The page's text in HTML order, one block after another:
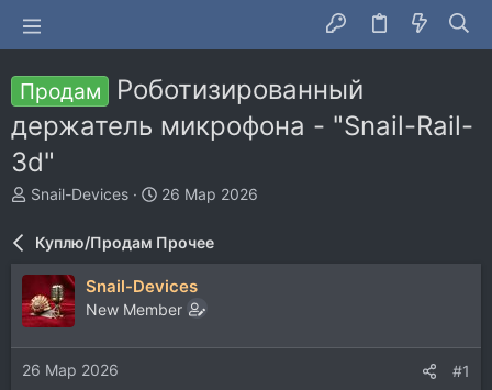
Продам
Роботизированный
держатель микрофона - "Snail-Rail-
3d"
А
т
р
т
е
ы
Snail-Devices
Д
т
н
а
ч
26 Мар 2026
Куплю/Продам Прочее
Snail-Devices
New Member
26 Мар 2026 #1